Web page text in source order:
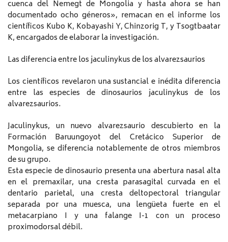
cuenca del Nemegt de Mongolia y hasta ahora se han
documentado ocho géneros», remacan en el informe los
científicos Kubo K, Kobayashi Y, Chinzorig T, y Tsogtbaatar
K, encargados de elaborar la investigación.
Las diferencia entre los jaculinykus de los alvarezsaurios
Los científicos revelaron una sustancial e inédita diferencia
entre las especies de dinosaurios jaculinykus de los
alvarezsaurios.
Jaculinykus, un nuevo alvarezsaurio descubierto en la
Formación Baruungoyot del Cretácico Superior de
Mongolia, se diferencia notablemente de otros miembros
de su grupo.
Esta especie de dinosaurio presenta una abertura nasal alta
en el premaxilar, una cresta parasagital curvada en el
dentario parietal, una cresta deltopectoral triangular
separada por una muesca, una lengüeta fuerte en el
metacarpiano I y una falange I-1 con un proceso
proximodorsal débil.